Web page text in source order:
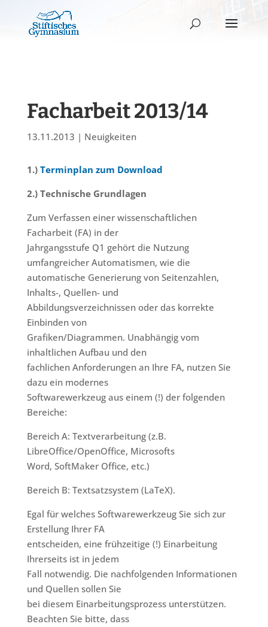
Facharbeit 2013/14
13.11.2013 | Neuigkeiten
1.) Terminplan zum Download
2.) Technische Grundlagen
Zum Verfassen einer wissenschaftlichen
Facharbeit (FA) in der
Jahrgangsstufe Q1 gehört die Nutzung
umfangreicher Automatismen, wie die
automatische Generierung von Seitenzahlen,
Inhalts-, Quellen- und
Abbildungsverzeichnissen oder das korrekte
Einbinden von
Grafiken/Diagrammen. Unabhängig vom
inhaltlichen Aufbau und den
fachlichen Anforderungen an Ihre FA, nutzen Sie
dazu ein modernes
Softwarewerkzeug aus einem (!) der folgenden
Bereiche:
Bereich A: Textverarbeitung (z.B.
LibreOffice/OpenOffice, Microsofts
Word, SoftMaker Office, etc.)
Bereich B: Textsatzsystem (LaTeX).
Egal für welches Softwarewerkzeug Sie sich zur
Erstellung Ihrer FA
entscheiden, eine frühzeitige (!) Einarbeitung
Ihrerseits ist in jedem
Fall notwendig. Die nachfolgenden Informationen
und Quellen sollen Sie
bei diesem Einarbeitungsprozess unterstützen.
Beachten Sie bitte, dass